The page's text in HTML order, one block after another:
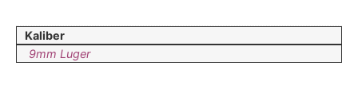
Kaliber
9mm Luger